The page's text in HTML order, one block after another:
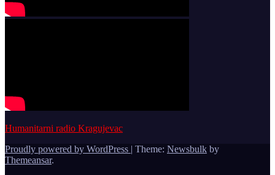
Humanitarni radio Kragujevac
Proudly powered by WordPress | Theme: Newsbulk by
Themeansar.